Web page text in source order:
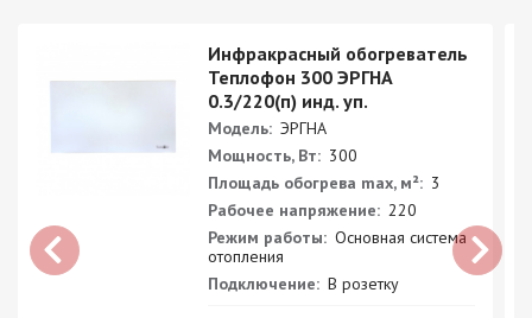
Инфракрасный обогреватель
Теплофон 300 ЭРГНА
0.3/220(п) инд. уп.
Модель: ЭРГНА
Мощность, Вт: 300
Площадь обогрева max, м²: 3
Рабочее напряжение: 220
Режим работы: Основная система
отопления
Подключение: В розетку